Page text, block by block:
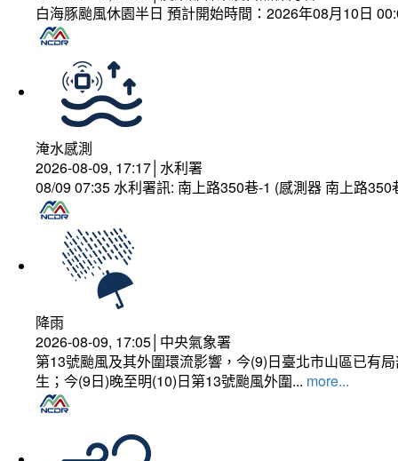
白海豚颱風休園半日 預計開始時間：2026年08月10日
淹水感測
2026-08-09, 17:17│水利署
08/09 07:35 水利署訊: 南上路350巷-1 (感測器 南上路
降雨
2026-08-09, 17:05│中央氣象署
第13號颱風及其外圍環流影響，今(9)日臺北市山區已有
生；今(9日)晚至明(10)日第13號颱風外圍... more...